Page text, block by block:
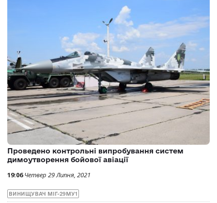
Проведено контрольні випробування систем
димоутворення бойової авіації
19:06 Четвер 29 Липня, 2021
ВИНИЩУВАЧ МІГ-29МУ1